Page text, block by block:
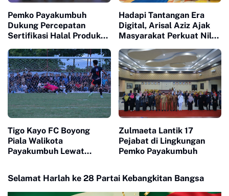
Pemko Payakumbuh
Dukung Percepatan
Sertifikasi Halal Produk
Hadapi Tantangan Era
Digital, Arisal Aziz Ajak
Masyarakat Perkuat Nilai
Tigo Kayo FC Boyong
Piala Walikota
Payakumbuh Lewat
Zulmaeta Lantik 17
Pejabat di Lingkungan
Pemko Payakumbuh
Selamat Harlah ke 28 Partai Kebangkitan Bangsa